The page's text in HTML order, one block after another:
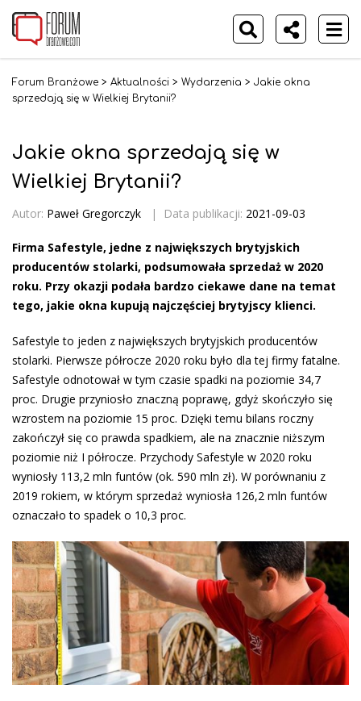
Forum Branżowe > Aktualności > Wydarzenia > Jakie okna
sprzedają się w Wielkiej Brytanii?
Jakie okna sprzedają się w
Wielkiej Brytanii?
Autor: Paweł Gregorczyk | Data publikacji: 2021-09-03
Firma Safestyle, jedne z największych brytyjskich
producentów stolarki, podsumowała sprzedaż w 2020
roku. Przy okazji podała bardzo ciekawe dane na temat
tego, jakie okna kupują najczęściej brytyjscy klienci.
Safestyle to jeden z największych brytyjskich producentów
stolarki. Pierwsze półrocze 2020 roku było dla tej firmy fatalne.
Safestyle odnotował w tym czasie spadki na poziomie 34,7
proc. Drugie przyniosło znaczną poprawę, gdyż skończyło się
wzrostem na poziomie 15 proc. Dzięki temu bilans roczny
zakończył się co prawda spadkiem, ale na znacznie niższym
poziomie niż I półrocze. Przychody Safestyle w 2020 roku
wyniosły 113,2 mln funtów (ok. 590 mln zł). W porównaniu z
2019 rokiem, w którym sprzedaż wyniosła 126,2 mln funtów
oznaczało to spadek o 10,3 proc.